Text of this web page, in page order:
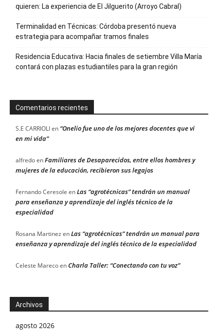
quieren: La experiencia de El Jilguerito (Arroyo Cabral)
Terminalidad en Técnicas: Córdoba presentó nueva
estrategia para acompañar tramos finales
Residencia Educativa: Hacia finales de setiembre Villa María
contará con plazas estudiantiles para la gran región
Comentarios recientes
S.E CARRIOLIen “Onelio fue uno de los mejores docentes que vi
en mi vida”
alfredoenFamiliares de Desaparecidos, entre ellos hombres y
mujeres de la educación, recibieron sus legajos
Fernando Ceresole enLas “agrotécnicas” tendrán un manual
para enseñanza y aprendizaje del inglés técnico de la
especialidad
Rosana Martinez enLas “agrotécnicas” tendrán un manual para
enseñanza y aprendizaje del inglés técnico de la especialidad
Celeste MarecoenCharla Taller: “Conectando con tu voz”
Archivos
agosto 2026